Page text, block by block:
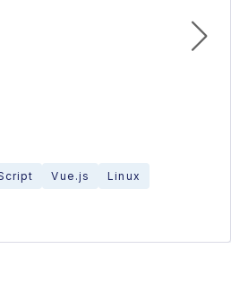
Vue.js
Linux